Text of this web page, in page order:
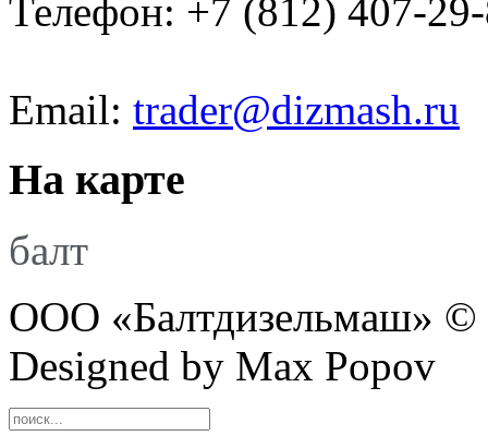
Телефон: +7 (812) 407-
Email: trader@dizmash.ru
На карте
балт
ООО «Балтдизельмаш» ©
Designed by Max Popov